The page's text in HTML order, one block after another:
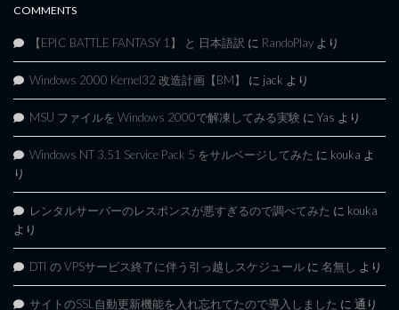
COMMENTS
【EPIC BATTLE FANTASY 1】 と 日本語訳 に RandoPlay より
Windows 2000 Kernel32 改造計画【BM】 に jack より
MSU ファイルを Windows 2000で解凍してみる実験 に Yas より
Windows NT 3.51 Service Pack 5 をサルベージしてみた に kouka よ
り
レンタルサーバーのレスポンスが悪すぎるので調べてみた に kouka
より
DTI の VPSサービス終了に伴う引っ越しスケジュール に 名無し より
サイトのSSL自動更新機能を入れ忘れてたので導入しました に 通り